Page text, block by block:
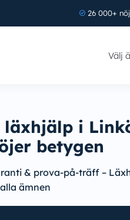
26 000+
Välj
läxhjälp i
betygen
& prova-på-träff –
ämnen